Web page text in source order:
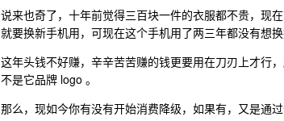
说来也奇了，十年前觉得三百块一件的衣服都不贵，现
就要换新手机用，可现在这个手机用了两三年都没有想换
这年头钱不好赚，辛辛苦苦赚的钱更要用在刀刃上才行
不是它品牌 logo 。
那么，现如今你有没有开始消费降级，如果有，又是通过